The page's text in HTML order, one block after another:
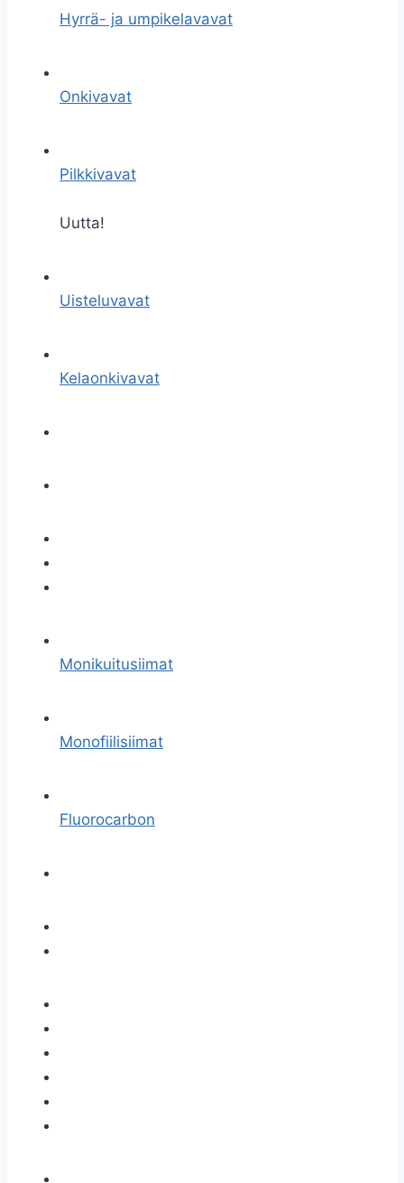
Hyrrä- ja umpikelavavat
Onkivavat
Pilkkivavat
Uutta!
Uisteluvavat
Kelaonkivavat
Monikuitusiimat
Monofiilisiimat
Fluorocarbon